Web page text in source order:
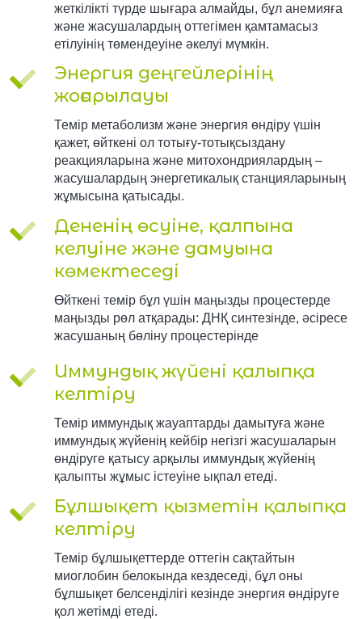
жеткілікті түрде шығара алмайды, бұл анемияға
және жасушалардың оттегімен қамтамасыз
етілуінің төмендеуіне әкелуі мүмкін.
Энергия деңгейлерінің
жоғарылауы
Темір метаболизм және энергия өндіру үшін
қажет, өйткені ол тотығу-тотықсыздану
реакцияларына және митохондриялардың –
жасушалардың энергетикалық станцияларының
жұмысына қатысады.
Дененің өсуіне, қалпына
келуіне және дамуына
көмектеседі
Өйткені темір бұл үшін маңызды процестерде
маңызды рөл атқарады: ДНҚ синтезінде, әсіресе
жасушаның бөліну процестерінде
Иммундық жүйені қалыпқа
келтіру
Темір иммундық жауаптарды дамытуға және
иммундық жүйенің кейбір негізгі жасушаларын
өндіруге қатысу арқылы иммундық жүйенің
қалыпты жұмыс істеуіне ықпал етеді.
Бұлшықет қызметін қалыпқа
келтіру
Темір бұлшықеттерде оттегін сақтайтын
миоглобин белокында кездеседі, бұл оны
бұлшықет белсенділігі кезінде энергия өндіруге
қол жетімді етеді.